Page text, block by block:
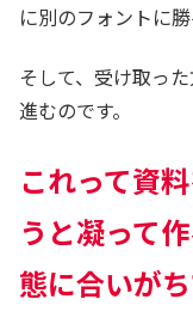
に別のフォントに
そして、受け取っ
進むのです。
これって資
うと凝って
態に合いがち